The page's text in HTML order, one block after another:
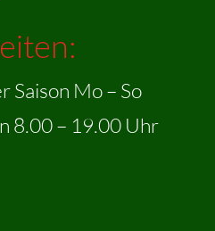
Saison Mo – So
8.00 – 19.00 Uhr